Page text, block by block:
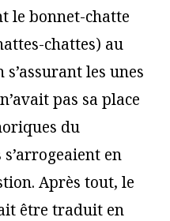
le bonnet-chatte
chattes) au
les unes
pas sa place
du
en
Après tout, le
être traduit en